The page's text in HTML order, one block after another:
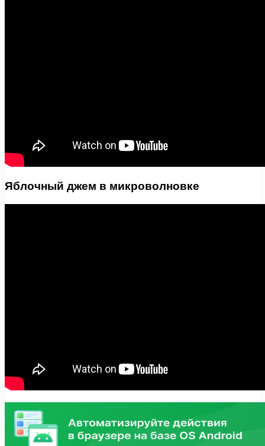
Яблочный джем в микроволновке